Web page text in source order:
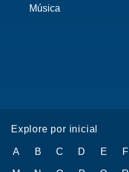
Música
Explore por inicial
A B C D E F